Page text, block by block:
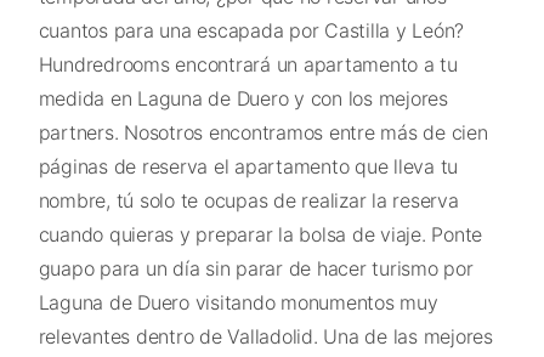
cuantos para una escapada por Castilla y León?
Hundredrooms encontrará un apartamento a tu
medida en Laguna de Duero y con los mejores
partners. Nosotros encontramos entre más de cien
páginas de reserva el apartamento que lleva tu
nombre, tú solo te ocupas de realizar la reserva
cuando quieras y preparar la bolsa de viaje. Ponte
guapo para un día sin parar de hacer turismo por
Laguna de Duero visitando monumentos muy
relevantes dentro de Valladolid. Una de las mejores